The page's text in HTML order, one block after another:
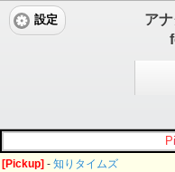
ア
設定
Pi
[Pickup] - 知りタイムズ